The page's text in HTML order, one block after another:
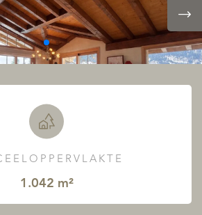
1.042 m²